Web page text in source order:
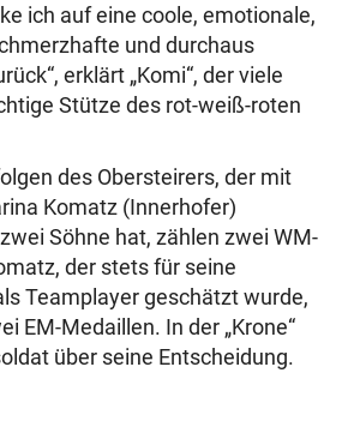
ich auf eine coole, emotionale,
und durchaus
erklärt „Komi“, der viele
Stütze des rot-weiß-roten
des Obersteirers, der mit
Komatz (Innerhofer)
Söhne hat, zählen zwei WM-
der stets für seine
Teamplayer geschätzt wurde,
EM-Medaillen. In der „Krone“
über seine Entscheidung.